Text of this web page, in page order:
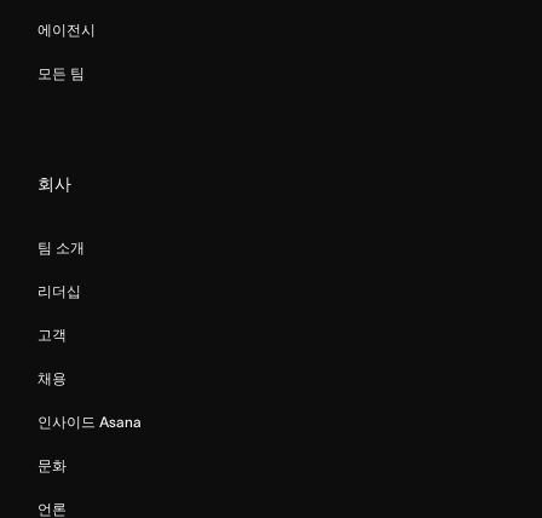
에이전시
모든 팀
회사
팀 소개
리더십
고객
채용
인사이드 Asana
문화
언론